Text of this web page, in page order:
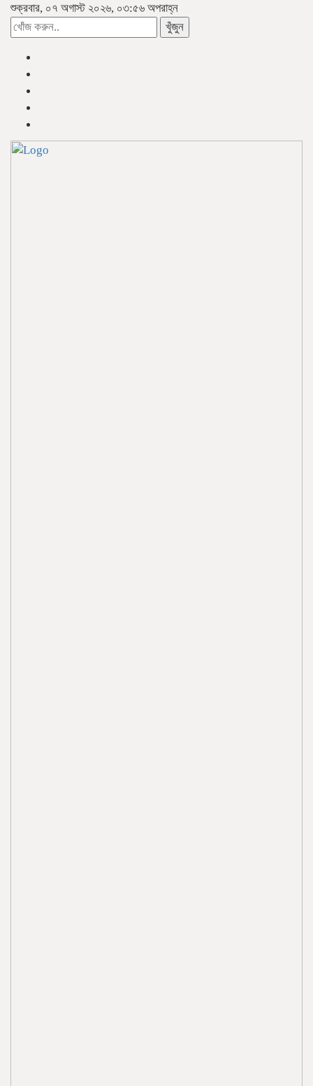
শুক্রবার, ০৭ অগাস্ট ২০২৬, ০৩:৫৬ অপরাহ্ন
খুঁজুন